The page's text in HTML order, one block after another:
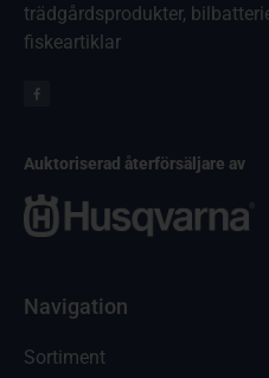
trädgårdsprodukter,
fiskeartiklar
Auktoriserad återförsäljare av
Navigation
Sortiment